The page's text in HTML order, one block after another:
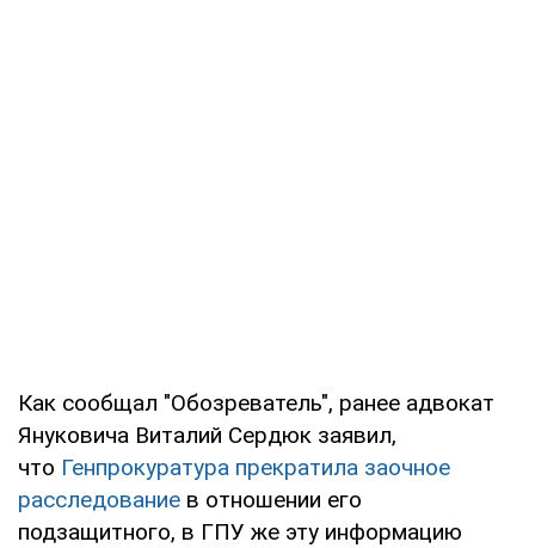
Как сообщал "Обозреватель", ранее адвокат
Януковича Виталий Сердюк заявил,
что Генпрокуратура прекратила заочное
расследование в отношении его
подзащитного, в ГПУ же эту информацию